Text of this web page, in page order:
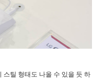
스틸 형태도 나올 수 있을 듯 하